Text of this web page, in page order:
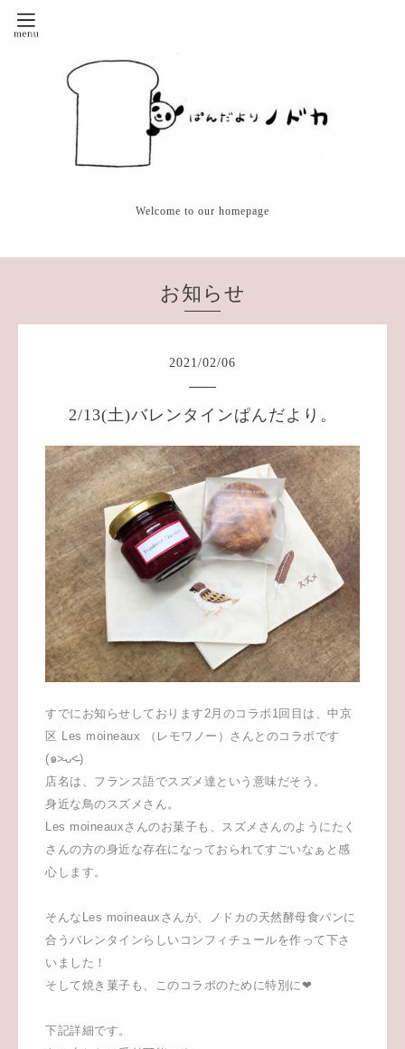
Welcome to our homepage
お知らせ
2021/02/06
2/13(土)バレンタインぱんだより。
すでにお知らせしております2月のコラボ1回目は、中京
区 Les moineaux （レモワノー）さんとのコラボです
(๑˃̵ᴗ˂̵)
店名は、フランス語でスズメ達という意味だそう。
身近な鳥のスズメさん。
Les moineauxさんのお菓子も、スズメさんのようにたく
さんの方の身近な存在になっておられてすごいなぁと感
心します。
そんなLes moineauxさんが、ノドカの天然酵母食パンに
合うバレンタインらしいコンフィチュールを作って下さ
いました！
そして焼き菓子も、このコラボのために特別に❤︎
下記詳細です。